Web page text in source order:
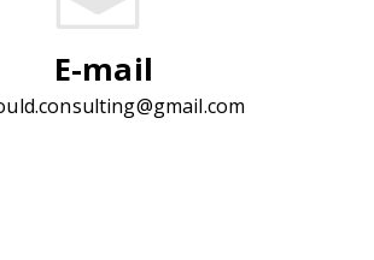
E-mail